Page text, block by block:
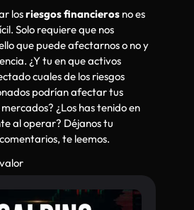
losriesgos financieros no es
Solo requiere que nos
que puede afectarnos o no y
¿Y tu en que activos
cuales de los riesgos
podrían afectar tus
¿Los has tenido en
al operar? Déjanos tu
te leemos.